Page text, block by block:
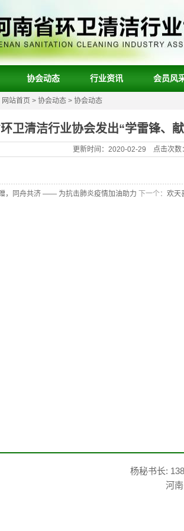
协会动态 行业资讯 会员风
网站首页 > 协会动态 > 协会动态
卫清洁行业协会发出“学雷锋、
更新时间：2020-02-29 点击次数
，同舟共济 —— 为抗击肺炎疫情加油助力 下一个： 欢天
杨秘书长:
河